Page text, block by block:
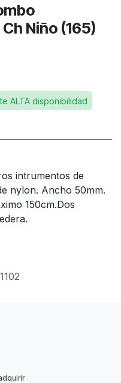
Niño (165)
ALTA disponibilidad
intrumentos de
nylon. Ancho 50mm.
150cm.Dos